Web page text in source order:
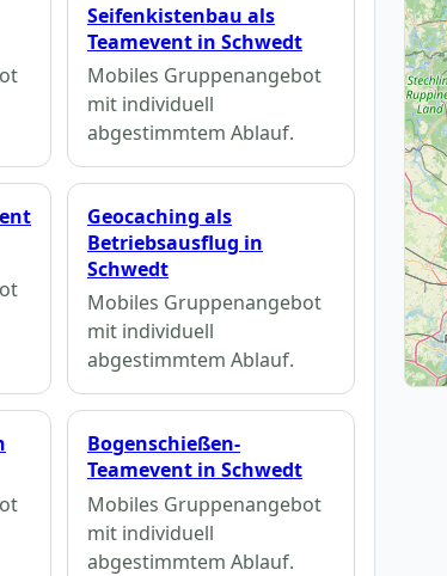
Seifenkistenbau als
Teamevent in Schwedt
Mobiles Gruppenangebot
mit individuell
abgestimmtem Ablauf.
Geocaching als
Betriebsausflug in
Schwedt
Mobiles Gruppenangebot
mit individuell
abgestimmtem Ablauf.
Bogenschießen-
Teamevent in Schwedt
Mobiles Gruppenangebot
mit individuell
abgestimmtem Ablauf.